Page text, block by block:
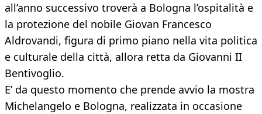
all’anno successivo troverà a Bologna l’ospitalità e
la protezione del nobile Giovan Francesco
Aldrovandi, figura di primo piano nella vita politica
e culturale della città, allora retta da Giovanni II
Bentivoglio.
E’ da questo momento che prende avvio la mostra
Michelangelo e Bologna, realizzata in occasione